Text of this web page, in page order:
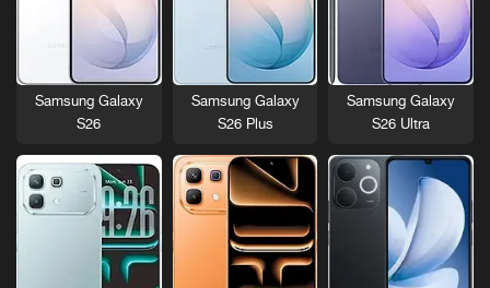
Samsung Galaxy
S26 Ultra
Samsung Galaxy
S26 Plus
Samsung Galaxy
S26